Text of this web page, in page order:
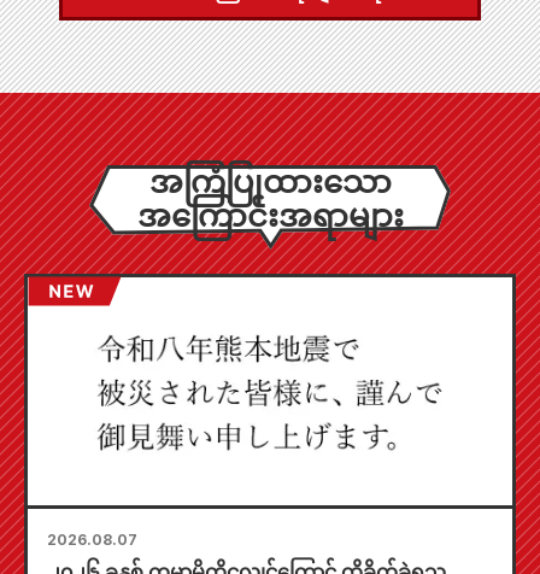
အကြံပြုထားသော
အကြောင်းအရာများ
2026.08.07